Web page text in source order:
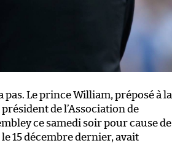
pas. Le prince William, préposé à la
de l’Association de
ce samedi soir pour cause de
15 décembre dernier, avait